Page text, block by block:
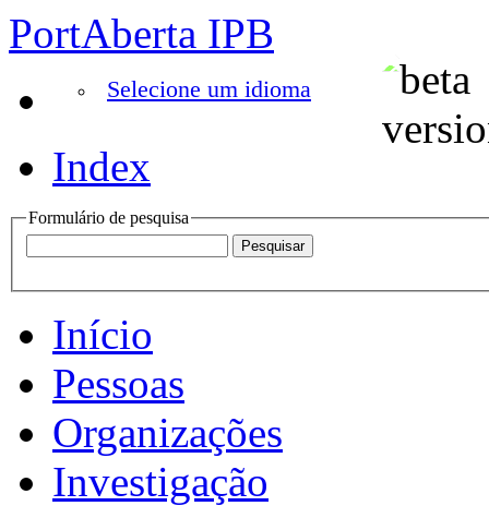
PortAberta IPB
Selecione um idioma
Index
Formulário de pesquisa
Início
Pessoas
Organizações
Investigação